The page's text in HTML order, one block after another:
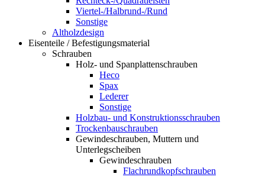
Viertel-/Halbrund-/Rund
Sonstige
Altholzdesign
Eisenteile / Befestigungsmaterial
Schrauben
Holz- und Spanplattenschrauben
Heco
Spax
Lederer
Sonstige
Holzbau- und Konstruktionsschrauben
Trockenbauschrauben
Gewindeschrauben, Muttern und
Unterlegscheiben
Gewindeschrauben
Flachrundkopfschrauben